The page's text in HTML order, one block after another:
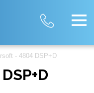
- 4804 DSP+D